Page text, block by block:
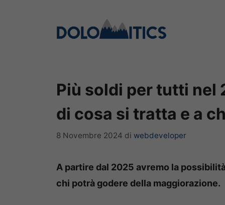
Più soldi per tutti nel
di cosa si tratta e a
8 Novembre 2024 di webdeveloper
A partire dal 2025 avremo la
chi potrà godere della maggiorazione.